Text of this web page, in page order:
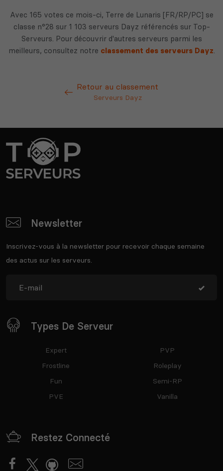
Avec 165 votes ce mois-ci, Terre de Lunaris [FR/RP/PC] se
classe n°28 sur 1 103 serveurs Dayz référencés sur Top-
Serveurs. Pour découvrir d'autres serveurs parmi les
meilleurs, consultez notre classement des serveurs Dayz.
Retour au classement
Serveurs Dayz
Newsletter
Inscrivez-vous à la newsletter pour recevoir chaque semaine
des actus sur les serveurs.
Types De Serveur
Expert
Frostline
Fun
PVE
PVP
Roleplay
Semi-RP
Vanilla
Restez Connecté